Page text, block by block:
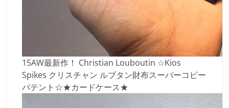
15AW最新作！ Christian Louboutin ☆Kios
Spikes クリスチャン ルブタン財布スーパーコピー
パテント☆★カードケース★